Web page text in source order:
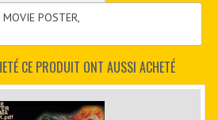
POSTER,
CE PRODUIT ONT AUSSI ACHETÉ